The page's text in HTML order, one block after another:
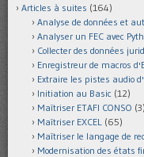
Articles à suites (164)
Analyse de données et
Analyser un FEC avec
Collecter des données
Enregistreur de macros
Extraire les pistes audio
Initiation au Basic (12)
Maîtriser ETAFI CONSO (3)
Maîtriser EXCEL (65)
Maîtriser le langage de
Modernisation des états